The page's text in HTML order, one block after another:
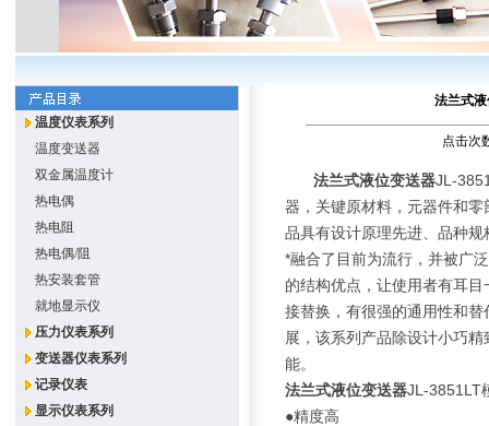
温度仪表系列
温度变送器
双金属温度计
热电偶
热电阻
热电偶/阻
热安装套管
就地显示仪
压力仪表系列
变送器仪表系列
记录仪表
显示仪表系列
法兰式
点击次
法兰式液位变送器JL-
器，关键原材料，元器件和
品具有设计原理先进、品种
*融合了目前为流行，并被广
的结构优点，让使用者有耳
接替换，有很强的通用性和
展，该系列产品除设计小巧
能。
法兰式液位变送器JL-3851LT
●精度高